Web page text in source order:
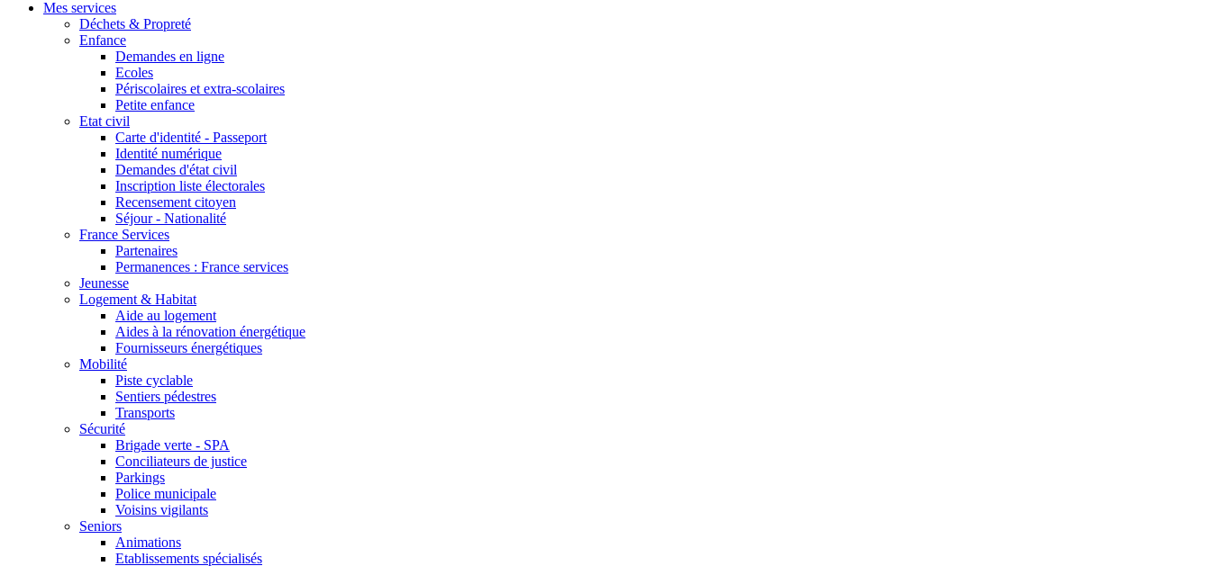
Mes services
Déchets & Propreté
Enfance
Demandes en ligne
Ecoles
Périscolaires et extra-scolaires
Petite enfance
Etat civil
Carte d'identité - Passeport
Identité numérique
Demandes d'état civil
Inscription liste électorales
Recensement citoyen
Séjour - Nationalité
France Services
Partenaires
Permanences : France services
Jeunesse
Logement & Habitat
Aide au logement
Aides à la rénovation énergétique
Fournisseurs énergétiques
Mobilité
Piste cyclable
Sentiers pédestres
Transports
Sécurité
Brigade verte - SPA
Conciliateurs de justice
Parkings
Police municipale
Voisins vigilants
Seniors
Animations
Etablissements spécialisés